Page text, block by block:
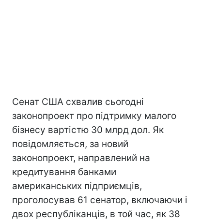
Сенат США схвалив сьогодні
законопроект про підтримку малого
бізнесу вартістю 30 млрд дол. Як
повідомляється, за новий
законопроект, направлений на
кредитування банками
американських підприємців,
проголосував 61 сенатор, включаючи і
двох республіканців, в той час, як 38